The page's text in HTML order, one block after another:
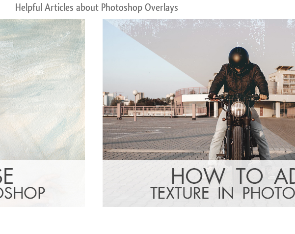
Helpful Articles about Photoshop Overlays